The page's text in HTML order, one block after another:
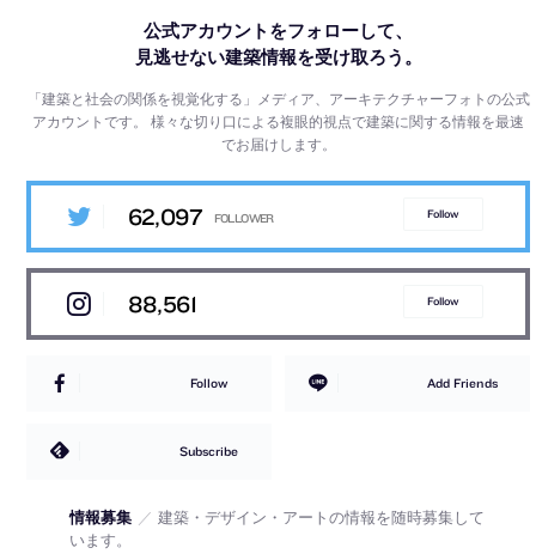
公式アカウントをフォローして、
見逃せない建築情報を受け取ろう。
「建築と社会の関係を視覚化する」メディア、アーキテクチャーフォトの公式
アカウントです。様々な切り口による複眼的視点で建築に関する情報を最速
でお届けします。
62,097 Follow
88,561 Follow
Follow Add Friends
Subscribe
情報募集 ／ 建築・デザイン・アートの情報を随時募集して
います。